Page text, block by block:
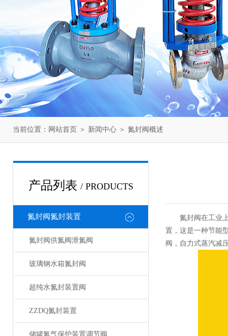
当前位置： 网站首页 ＞ 新闻中心 ＞ 氮封阀概述
产品列表 / PRODUCTS
氮封阀氮封装置
氮封阀供氮阀泄氮阀
玻璃钢水箱氮封阀
超纯水氮封装置阀
ZZDQ氮封装置
储罐氮气保护装置调节阀
氮封阀在工业上
置，这是一种节能
阀，自力式蒸汽减